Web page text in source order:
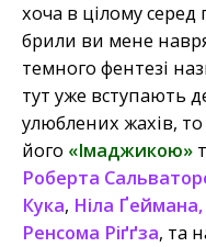
хоча в цілому серед
брили ви мене
темного фентезі
тут уже вступають
улюблених жахів,
його «Імаджикою»
Роберта
Кука, Ніла
Ренсома Ріґґза, та